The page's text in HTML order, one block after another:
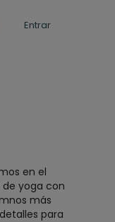
Entrar
en el
yoga con
más
para